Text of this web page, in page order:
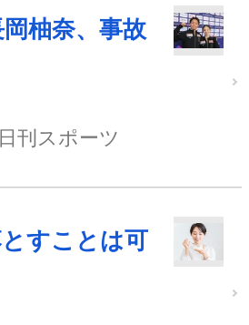
柚奈、事故
日刊スポーツ
すことは可